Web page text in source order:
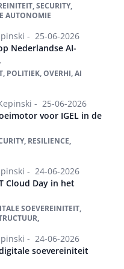
SECURITY,
AUTONOMIE
- 25-06-2026
Nederlandse AI-
POLITIEK, OVERHI, AI
- 25-06-2026
voor IGEL in de
RESILIENCE,
- 24-06-2026
Cloud Day in het
SOEVEREINITEIT,
- 24-06-2026
soevereiniteit